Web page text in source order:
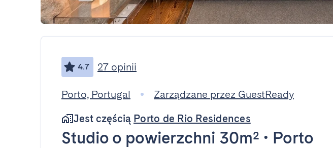
4.7 27 opinii
Porto, Portugal
Zarządzane przez GuestReady
Jest częścią Porto de Rio Residences
Studio o powierzchni 30m² • Porto